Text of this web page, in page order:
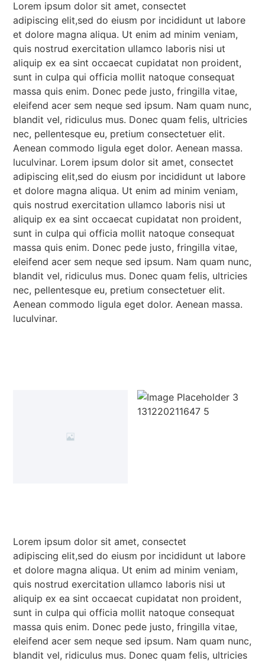
Lorem ipsum dolor sit amet, consectet
adipiscing elit,sed do eiusm por incididunt ut labore
et dolore magna aliqua. Ut enim ad minim veniam,
quis nostrud exercitation ullamco laboris nisi ut
aliquip ex ea sint occaecat cupidatat non proident,
sunt in culpa qui officia mollit natoque consequat
massa quis enim. Donec pede justo, fringilla vitae,
eleifend acer sem neque sed ipsum. Nam quam nunc,
blandit vel, ridiculus mus. Donec quam felis, ultricies
nec, pellentesque eu, pretium consectetuer elit.
Aenean commodo ligula eget dolor. Aenean massa.
luculvinar. Lorem ipsum dolor sit amet, consectet
adipiscing elit,sed do eiusm por incididunt ut labore
et dolore magna aliqua. Ut enim ad minim veniam,
quis nostrud exercitation ullamco laboris nisi ut
aliquip ex ea sint occaecat cupidatat non proident,
sunt in culpa qui officia mollit natoque consequat
massa quis enim. Donec pede justo, fringilla vitae,
eleifend acer sem neque sed ipsum. Nam quam nunc,
blandit vel, ridiculus mus. Donec quam felis, ultricies
nec, pellentesque eu, pretium consectetuer elit.
Aenean commodo ligula eget dolor. Aenean massa.
luculvinar.
Lorem ipsum dolor sit amet, consectet
adipiscing elit,sed do eiusm por incididunt ut labore
et dolore magna aliqua. Ut enim ad minim veniam,
quis nostrud exercitation ullamco laboris nisi ut
aliquip ex ea sint occaecat cupidatat non proident,
sunt in culpa qui officia mollit natoque consequat
massa quis enim. Donec pede justo, fringilla vitae,
eleifend acer sem neque sed ipsum. Nam quam nunc,
blandit vel, ridiculus mus. Donec quam felis, ultricies